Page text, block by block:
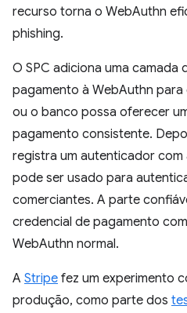
recurso torna o WebAuthn
phishing.
O SPC adiciona uma camada
pagamento à WebAuthn
ou o banco possa oferecer
pagamento consistente.
registra um autenticador com
pode ser usado para
comerciantes. A parte
credencial de pagamento
WebAuthn normal.
A Stripe fez um experimento
produção, como parte dos